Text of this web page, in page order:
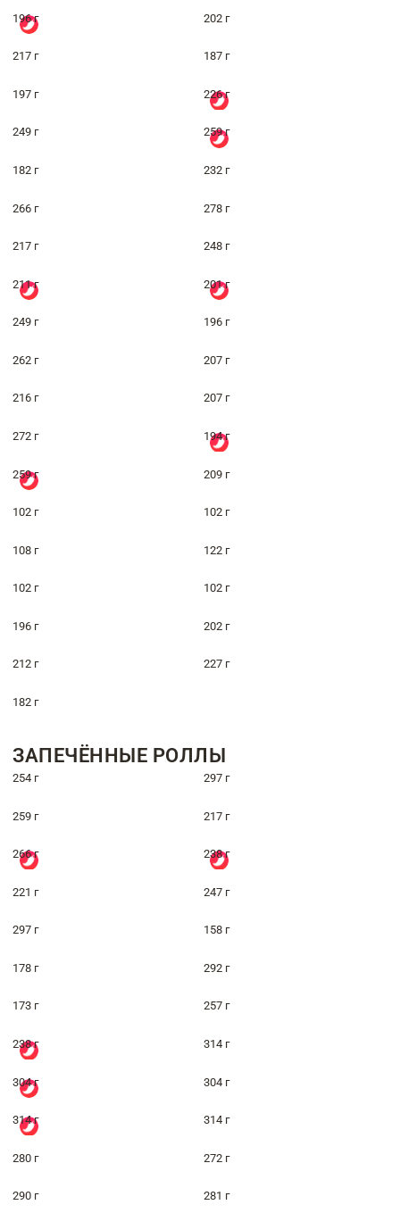
196 г 202 г
217 г 187 г
197 г 226 г
249 г 259 г
182 г 232 г
266 г 278 г
217 г 248 г
211 г 201 г
249 г 196 г
262 г 207 г
216 г 207 г
272 г 194 г
259 г 209 г
102 г 102 г
108 г 122 г
102 г 102 г
196 г 202 г
212 г 227 г
182 г
ЗАПЕЧЁННЫЕ РОЛЛЫ
254 г 297 г
259 г 217 г
266 г 238 г
221 г 247 г
297 г 158 г
178 г 292 г
173 г 257 г
238 г 314 г
304 г 304 г
314 г 314 г
280 г 272 г
290 г 281 г